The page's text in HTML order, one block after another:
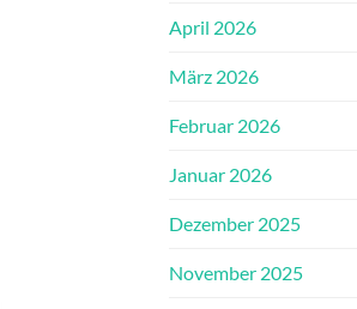
April 2026
März 2026
Februar 2026
Januar 2026
Dezember 2025
November 2025